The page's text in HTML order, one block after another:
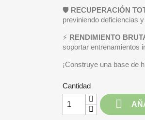
🛡️ RECUPERACIÓN
previniendo deficiencias
⚡ RENDIMIENTO
soportar entrenamientos
¡Construye una base de
Cantidad
